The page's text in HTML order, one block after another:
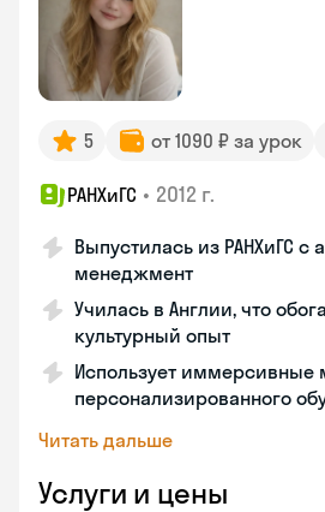
5 от 1090 ₽ за урок
РАНХиГС • 2012 г.
Выпустилась из РАНХиГС с
менеджмент
Училась в Англии, что
культурный опыт
Использует иммерсивные
персонализированного
Читать дальше
Услуги и цены